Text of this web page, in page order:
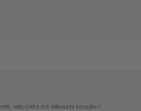
WELCHES SIE WÄHLEN SOLLEN?